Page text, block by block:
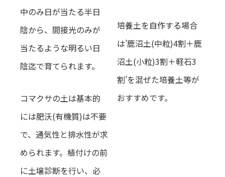
中のみ日が当たる半日
陰から、間接光のみが
当たるような明るい日
陰迄で育てられます。
コマクサの土は基本的
には肥沃(有機質)は不要
で、通気性と排水性が求
められます。植付けの前
に土壌診断を行い、必
培養土を自作する場合
は’鹿沼土(中粒)4割＋鹿
沼土(小粒)3割＋軽石3
割’を混ぜた培養土等が
おすすめです。